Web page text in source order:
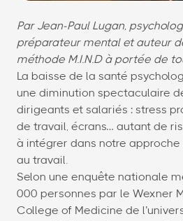
Par Jean-Paul Lugan,
préparateur mental et auteur
méthode M.I.N.D à portée de
La baisse de la santé
une diminution spectaculaire
dirigeants et salariés : stress
de travail, écrans… autant de
à intégrer dans notre
au travail.
Selon une enquête nationale
000 personnes par le Wexner
College of Medicine de